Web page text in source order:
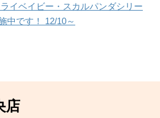
イベイビー・スカルパンダシリー
中です！ 12/10～
店